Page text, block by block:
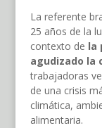
La referente
25 años de la
contexto de la
agudizado la
trabajadoras
de una crisis
climática,
alimentaria.